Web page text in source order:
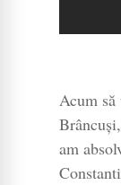
Acum
am